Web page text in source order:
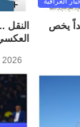
يخص
النقل
2026